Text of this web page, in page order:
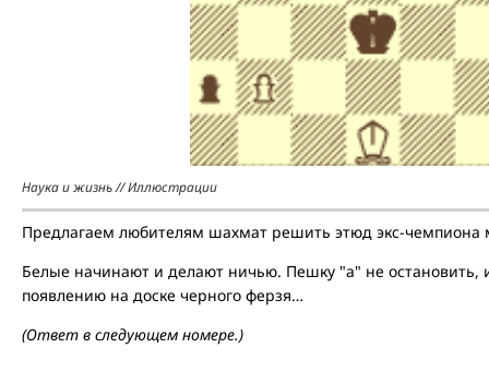
Наука и жизнь // Иллюстрации
Предлагаем любителям шахмат решить этюд экс-
Белые начинают и делают ничью. Пешку "а" не остановить,
появлению на доске черного ферзя…
(Ответ в следующем номере.)